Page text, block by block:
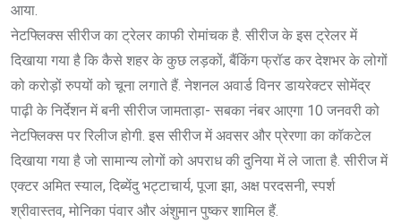
आया.
नेटफ्लिक्स सीरीज का ट्रेलर काफी रोमांचक है. सीरीज के इस ट्रेलर में
दिखाया गया है कि कैसे शहर के कुछ लड़कों, बैंकिंग फ्रॉड कर देशभर के लोगों
को करोड़ों रुपयों को चूना लगाते हैं. नेशनल अवार्ड विनर डायरेक्टर सोमेंद्र
पाढ़ी के निर्देशन में बनी सीरीज जामताड़ा- सबका नंबर आएगा 10 जनवरी को
नेटफ्लिक्स पर रिलीज होगी. इस सीरीज में अवसर और प्रेरणा का कॉकटेल
दिखाया गया है जो सामान्य लोगों को अपराध की दुनिया में ले जाता है. सीरीज में
एक्टर अमित स्याल, दिब्येंदु भट्टाचार्य, पूजा झा, अक्ष परदसनी, स्पर्श
श्रीवास्तव, मोनिका पंवार और अंशुमान पुष्कर शामिल हैं.